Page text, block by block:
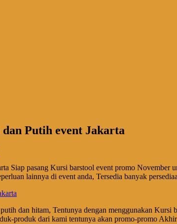
Putih event Jakarta
Siap pasang Kursi barstool event promo
lainnya di event anda, Tersedia banyak
dan hitam, Tentunya dengan menggunakan
produk dari kami tentunya akan promo-promo